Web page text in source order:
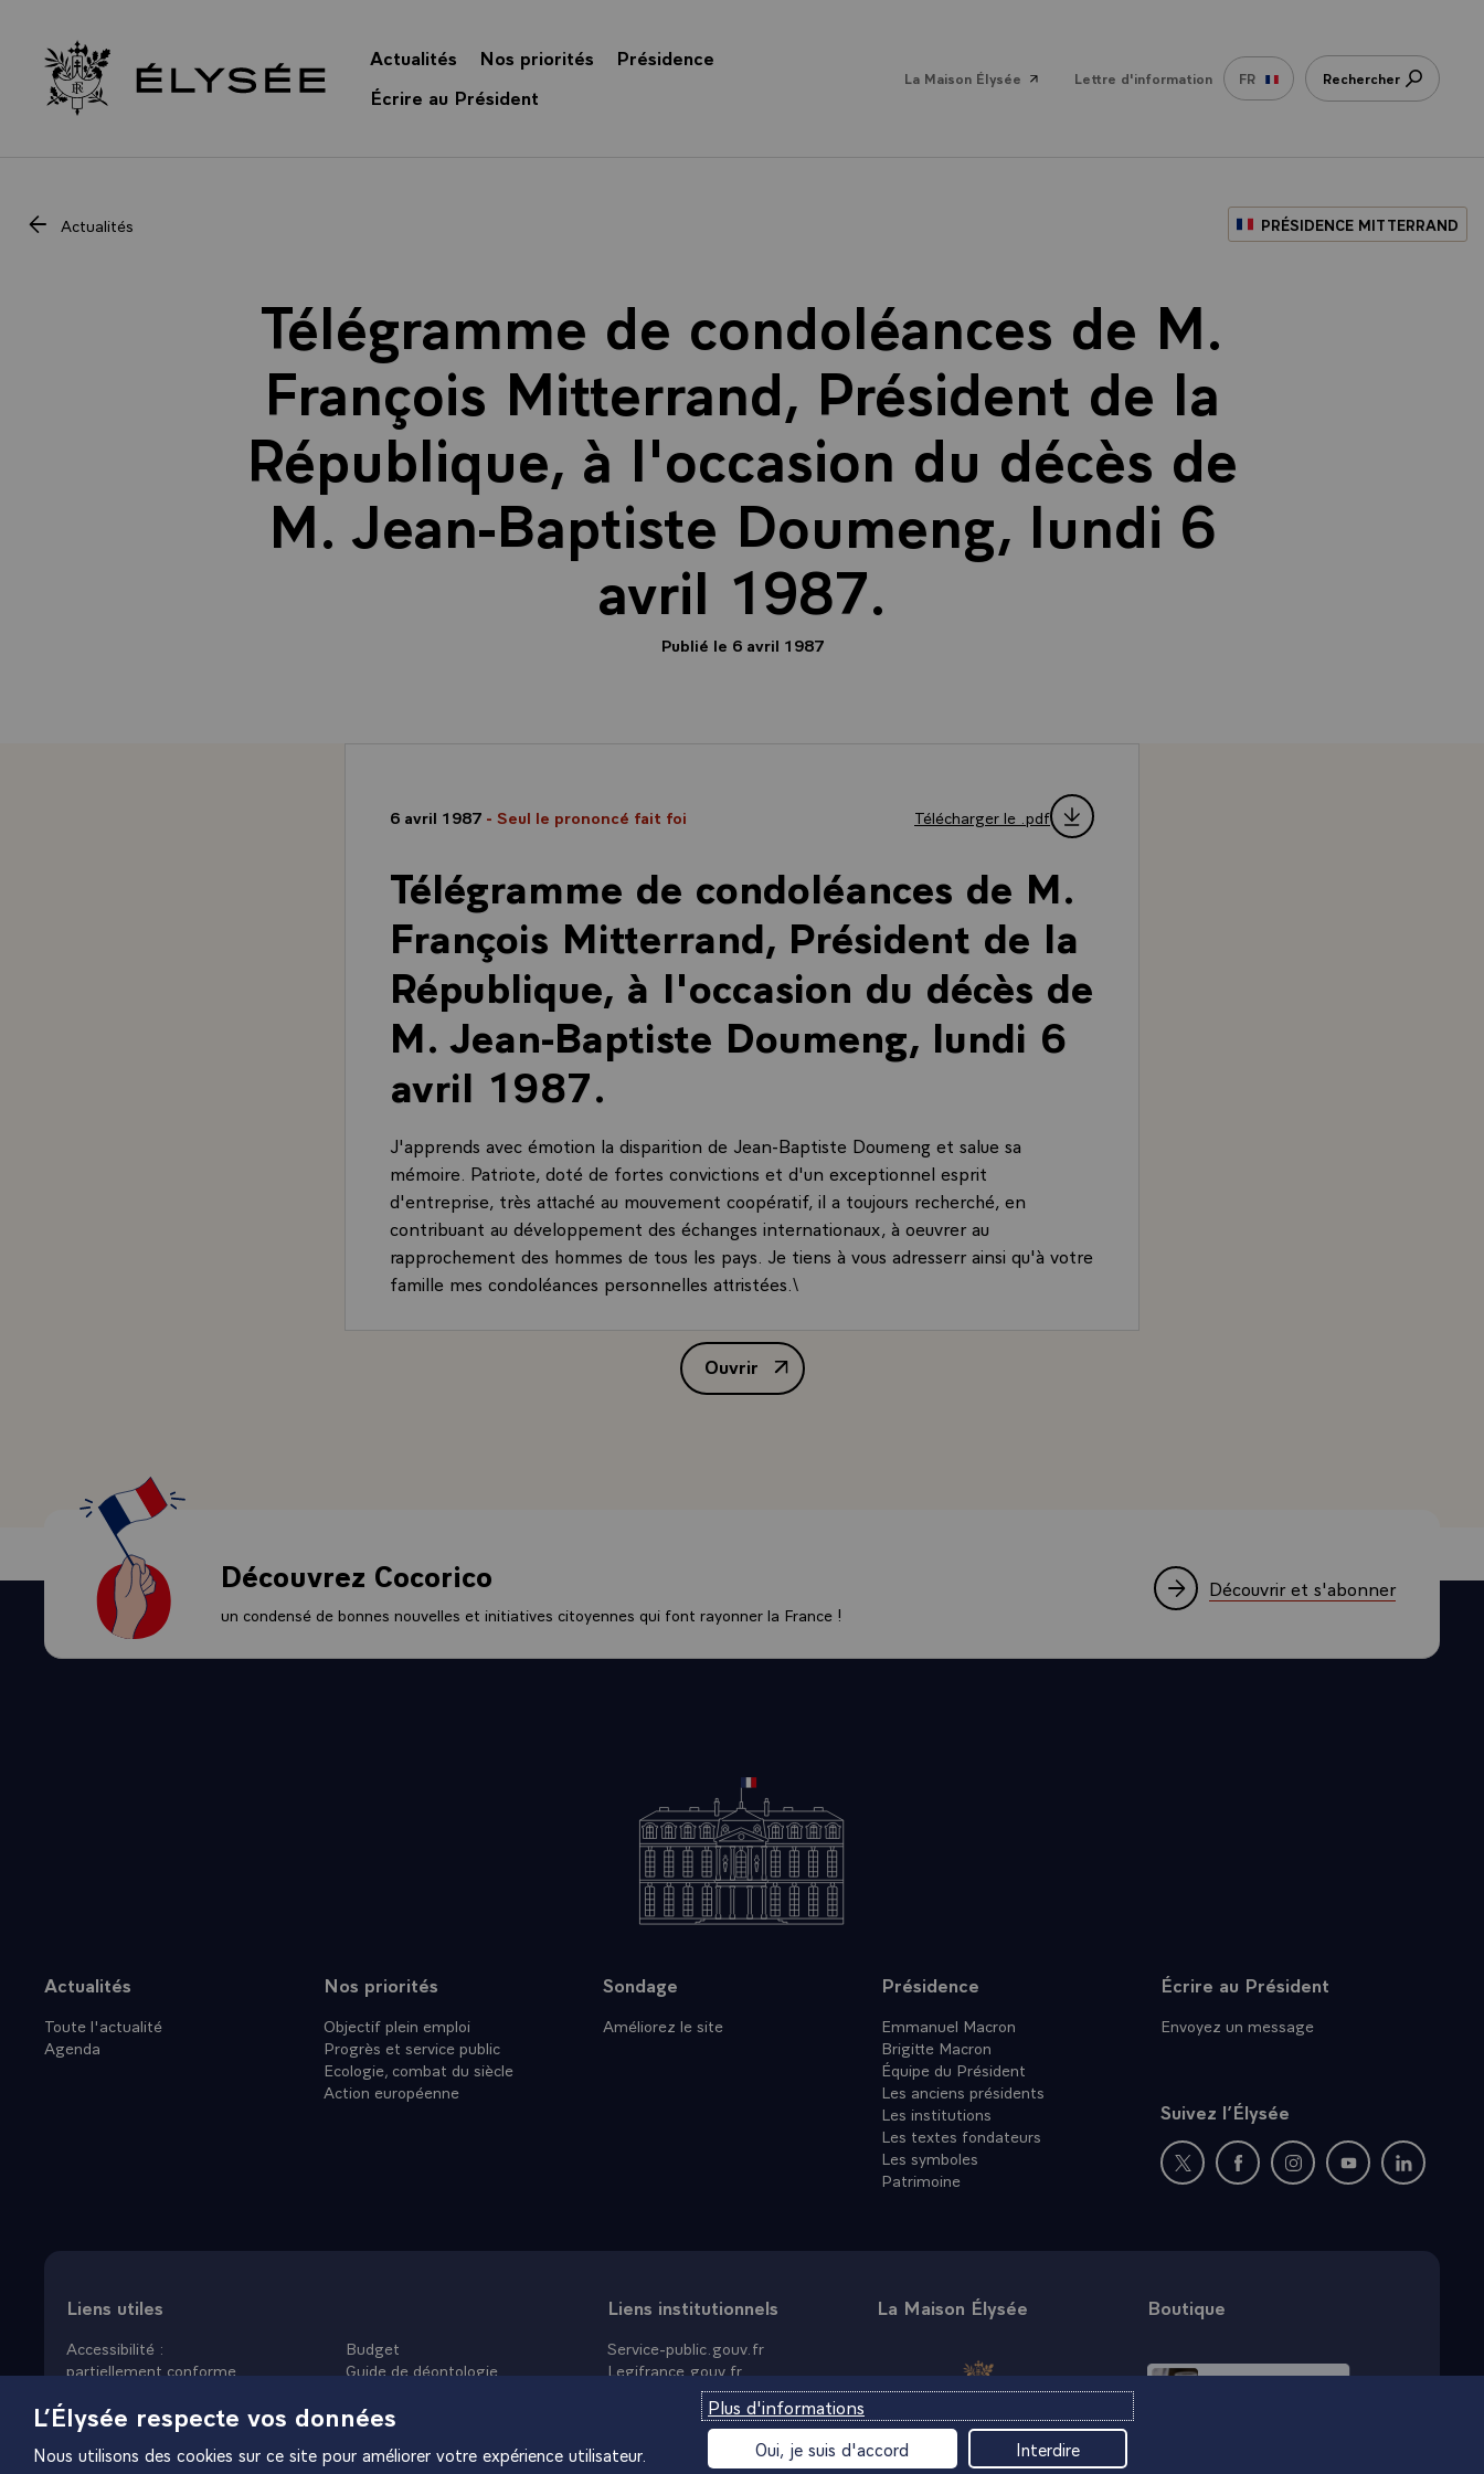
Retour à l’accueil Élysée
Actualités Nos priorités
Présidence
Écrire au Président
La Maison Élysée Lettre d'information FR Rechercher
Actualités PRÉSIDENCE MITTERRAND
Télégramme de condoléances de M.
François Mitterrand, Président de la
République, à l'occasion du décès de
M. Jean-Baptiste Doumeng, lundi 6
avril 1987.
Publié le 6 avril 1987
6 avril 1987 - Seul le prononcé fait foi Télécharger le .pdf
Télégramme de condoléances de M.
François Mitterrand, Président de la
République, à l'occasion du décès de
M. Jean-Baptiste Doumeng, lundi 6
avril 1987.
J'apprends avec émotion la disparition de Jean-Baptiste Doumeng et salue sa
mémoire. Patriote, doté de fortes convictions et d'un exceptionnel esprit
d'entreprise, très attaché au mouvement coopératif, il a toujours recherché, en
contribuant au développement des échanges internationaux, à oeuvrer au
rapprochement des hommes de tous les pays. Je tiens à vous adresserr ainsi qu'à votre
famille mes condoléances personnelles attristées.\
Ouvrir
Télégramme de condoléances de M. François Mitterrand, Président de la République, à
Découvrez Cocorico
un condensé de bonnes nouvelles et initiatives citoyennes qui font rayonner la France !
Découvrir et s'abonner
Plan du site
Actualités
Toute l'actualité
Agenda
Nos priorités
Objectif plein emploi
Progrès et service public
Ecologie, combat du siècle
Action européenne
Sondage
Améliorez le site
Présidence
Emmanuel Macron
Brigitte Macron
Équipe du Président
Les anciens présidents
Les institutions
Les textes fondateurs
Les symboles
Patrimoine
Écrire au Président
Envoyez un message
Suivez l’Élysée
Nouvelle fenêtre : rejoignez-nous sur
Nouvelle fenêtre : rejoignez-nous
Nouvelle fenêtre :
Nouvelle fenêtre :
Nouvelle
Liens utiles
Accessibilité :
partiellement conforme
Mentions légales
Gestion des cookies
Budget
Guide de déontologie
Plan du site
Liens institutionnels
Service-public.gouv.fr
Legifrance.gouv.fr
La Maison Élysée Boutique
L’Élysée respecte vos données
Nous utilisons des cookies sur ce site pour améliorer votre expérience utilisateur.
Plus d'informations
Oui, je suis d'accord Interdire